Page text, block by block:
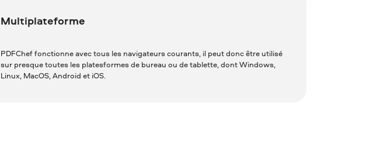
Multiplateforme
PDFChef fonctionne avec tous les navigateurs courants, il peut donc être utilisé
sur presque toutes les platesformes de bureau ou de tablette, dont Windows,
Linux, MacOS, Android et iOS.